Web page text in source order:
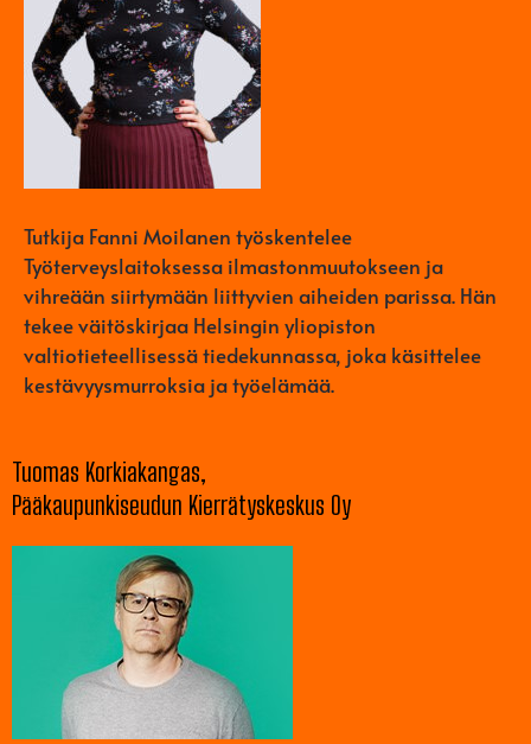
Tutkija Fanni Moilanen työskentelee
Työterveyslaitoksessa ilmastonmuutokseen ja
vihreään siirtymään liittyvien aiheiden parissa. Hän
tekee väitöskirjaa Helsingin yliopiston
valtiotieteellisessä tiedekunnassa, joka käsittelee
kestävyysmurroksia ja työelämää.
Tuomas Korkiakangas,
Pääkaupunkiseudun Kierrätyskeskus Oy